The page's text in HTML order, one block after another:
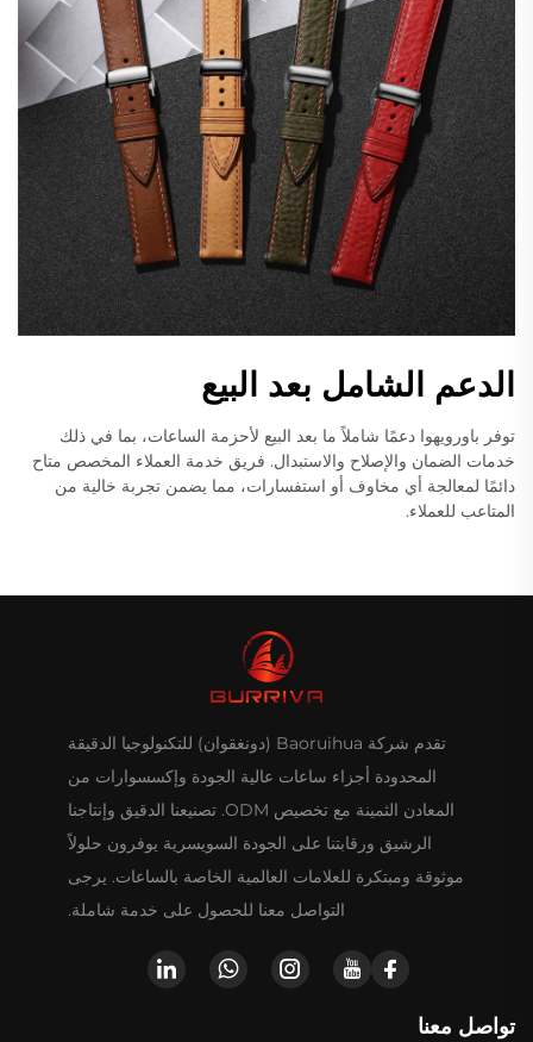
الدعم الشامل بعد البيع
توفر باورويهوا دعمًا شاملاً ما بعد البيع لأحزمة الساعات، بما في ذلك
خدمات الضمان والإصلاح والاستبدال. فريق خدمة العملاء المخصص متاح
دائمًا لمعالجة أي مخاوف أو استفسارات، مما يضمن تجربة خالية من
المتاعب للعملاء.
تقدم شركة Baoruihua (دونغقوان) للتكنولوجيا الدقيقة
المحدودة أجزاء ساعات عالية الجودة وإكسسوارات من
المعادن الثمينة مع تخصيص ODM. تصنيعنا الدقيق وإنتاجنا
الرشيق ورقابتنا على الجودة السويسرية يوفرون حلولاً
موثوقة ومبتكرة للعلامات العالمية الخاصة بالساعات. يرجى
التواصل معنا للحصول على خدمة شاملة.
تواصل معنا